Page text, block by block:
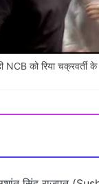
को रिया चक्रवर्ती